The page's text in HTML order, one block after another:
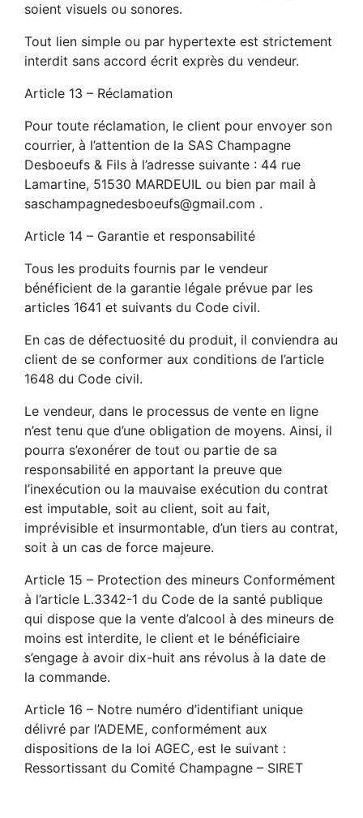
soient visuels ou sonores.
Tout lien simple ou par hypertexte est strictement
interdit sans accord écrit exprès du vendeur.
Article 13 – Réclamation
Pour toute réclamation, le client pour envoyer son
courrier, à l’attention de la SAS Champagne
Desboeufs & Fils à l’adresse suivante : 44 rue
Lamartine, 51530 MARDEUIL ou bien par mail à
saschampagnedesboeufs@gmail.com .
Article 14 – Garantie et responsabilité
Tous les produits fournis par le vendeur
bénéficient de la garantie légale prévue par les
articles 1641 et suivants du Code civil.
En cas de défectuosité du produit, il conviendra au
client de se conformer aux conditions de l’article
1648 du Code civil.
Le vendeur, dans le processus de vente en ligne
n’est tenu que d’une obligation de moyens. Ainsi, il
pourra s’exonérer de tout ou partie de sa
responsabilité en apportant la preuve que
l’inexécution ou la mauvaise exécution du contrat
est imputable, soit au client, soit au fait,
imprévisible et insurmontable, d’un tiers au contrat,
soit à un cas de force majeure.
Article 15 – Protection des mineurs Conformément
à l’article L.3342-1 du Code de la santé publique
qui dispose que la vente d’alcool à des mineurs de
moins est interdite, le client et le bénéficiaire
s’engage à avoir dix-huit ans révolus à la date de
la commande.
Article 16 – Notre numéro d’identifiant unique
délivré par l’ADEME, conformément aux
dispositions de la loi AGEC, est le suivant :
Ressortissant du Comité Champagne – SIRET